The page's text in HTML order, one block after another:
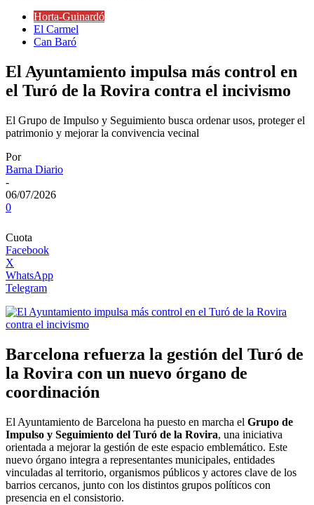
Horta-Guinardó
El Carmel
Can Baró
El Ayuntamiento impulsa más control en
el Turó de la Rovira contra el incivismo
El Grupo de Impulso y Seguimiento busca ordenar usos, proteger el
patrimonio y mejorar la convivencia vecinal
Por
Barna Diario
-
06/07/2026
0
Cuota
Facebook
X
WhatsApp
Telegram
Barcelona refuerza la gestión del Turó de
la Rovira con un nuevo órgano de
coordinación
El Ayuntamiento de Barcelona ha puesto en marcha el Grupo de
Impulso y Seguimiento del Turó de la Rovira, una iniciativa
orientada a mejorar la gestión de este espacio emblemático. Este
nuevo órgano integra a representantes municipales, entidades
vinculadas al territorio, organismos públicos y actores clave de los
barrios cercanos, junto con los distintos grupos políticos con
presencia en el consistorio.